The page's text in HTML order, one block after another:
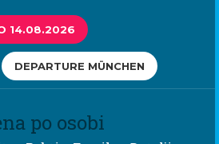
14.08.2026
DEPARTURE MÜNCHEN
po osobi